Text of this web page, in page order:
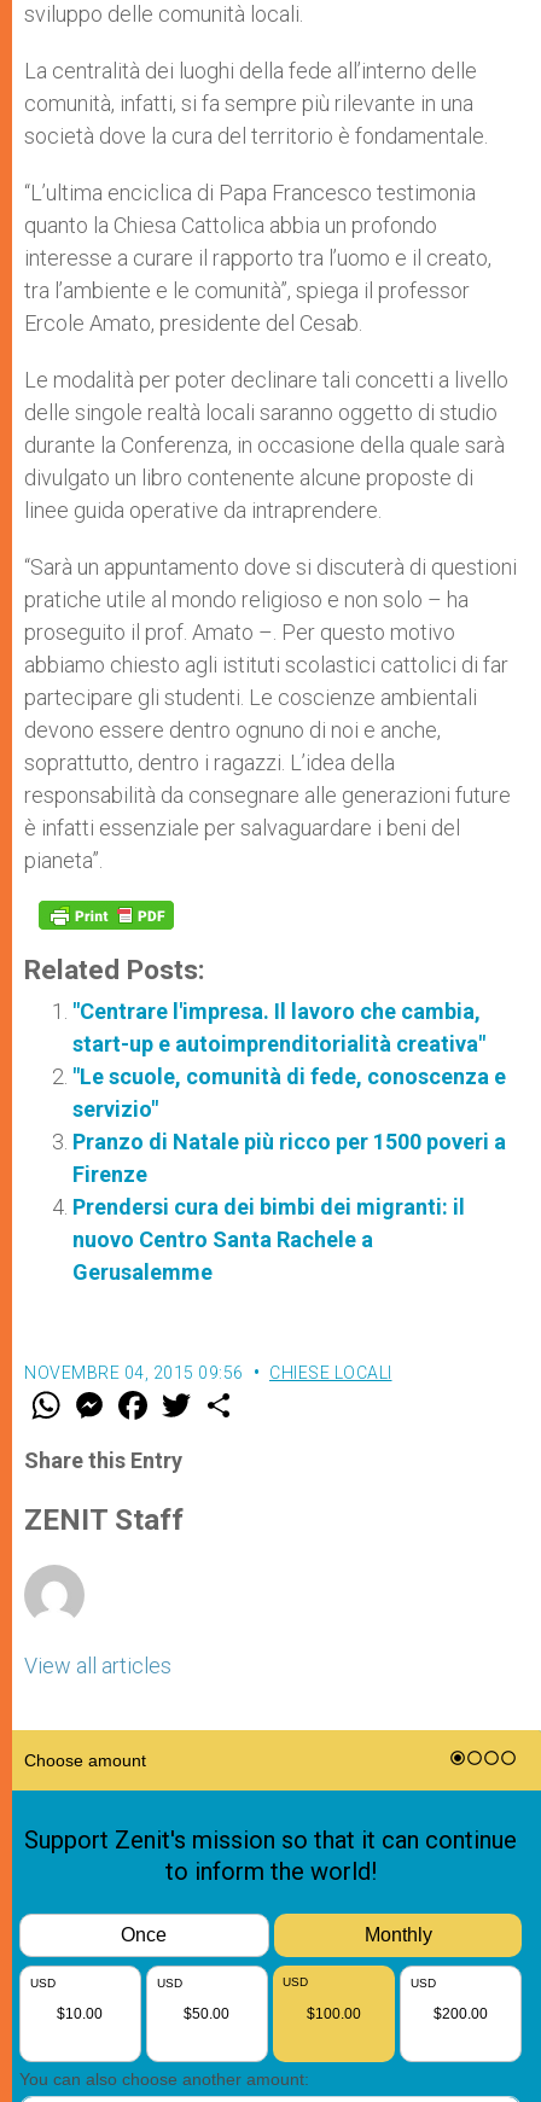
sviluppo delle comunità locali.
La centralità dei luoghi della fede all’interno delle
comunità, infatti, si fa sempre più rilevante in una
società dove la cura del territorio è fondamentale.
“L’ultima enciclica di Papa Francesco testimonia
quanto la Chiesa Cattolica abbia un profondo
interesse a curare il rapporto tra l’uomo e il creato,
tra l’ambiente e le comunità”, spiega il professor
Ercole Amato, presidente del Cesab.
Le modalità per poter declinare tali concetti a livello
delle singole realtà locali saranno oggetto di studio
durante la Conferenza, in occasione della quale sarà
divulgato un libro contenente alcune proposte di
linee guida operative da intraprendere.
“Sarà un appuntamento dove si discuterà di questioni
pratiche utile al mondo religioso e non solo – ha
proseguito il prof. Amato –. Per questo motivo
abbiamo chiesto agli istituti scolastici cattolici di far
partecipare gli studenti. Le coscienze ambientali
devono essere dentro ognuno di noi e anche,
soprattutto, dentro i ragazzi. L’idea della
responsabilità da consegnare alle generazioni future
è infatti essenziale per salvaguardare i beni del
pianeta”.
Related Posts:
"Centrare l'impresa. Il lavoro che cambia,
start-up e autoimprenditorialità creativa"
"Le scuole, comunità di fede, conoscenza e
servizio"
Pranzo di Natale più ricco per 1500 poveri a
Firenze
Prendersi cura dei bimbi dei migranti: il
nuovo Centro Santa Rachele a
Gerusalemme
NOVEMBRE 04, 2015 09:56 CHIESE LOCALI
W
t
s
p
p
M
e
s
e
g
e
F
a
e
b
o
k
w
Share this Entry
ZENIT Staff
View all articles